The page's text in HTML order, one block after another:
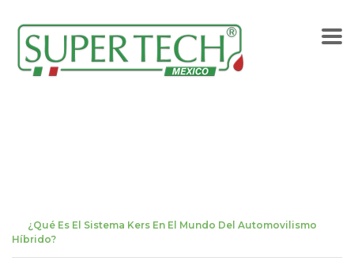
¿Qué Es El Sistema Kers En El Mundo Del Automovilismo
Híbrido?